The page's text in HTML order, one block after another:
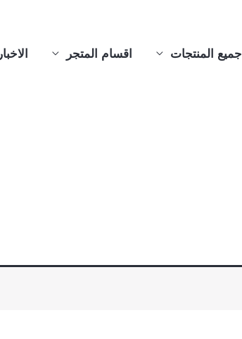
جميع المنتجات اقسام المتجر الاخبار